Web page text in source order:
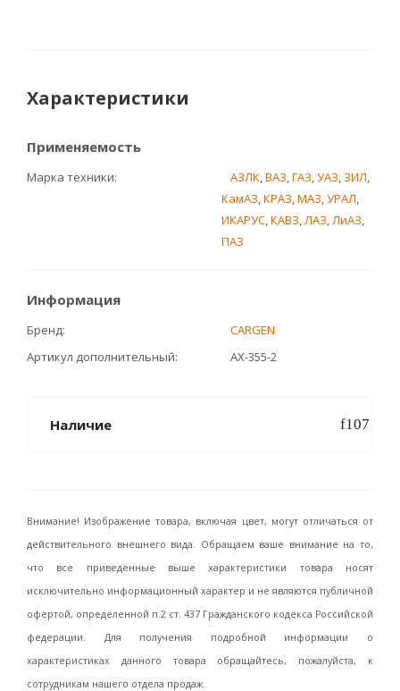
Характеристики
Применяемость
Марка техники АЗЛК,ВАЗ,ГАЗ,УАЗ, ЗИЛ,
КамАЗ,КРАЗ,МАЗ,УРАЛ,
ИКАРУС,КАВЗ,ЛАЗ,ЛиАЗ,
ПАЗ
Информация
Бренд
CARGEN
Артикул дополнительный
АХ-355-2
Наличие
Внимание! Изображение товара, включая цвет, могут отличаться от
действительного внешнего вида. Обращаем ваше внимание на то,
что все приведённые выше характеристики товара носят
исключительно информационный характер и не являются публичной
офертой, определенной п.2 ст. 437 Гражданского кодекса Российской
федерации. Для получения подробной информации о
характеристиках данного товара обращайтесь, пожалуйста, к
сотрудникам нашего отдела продаж.